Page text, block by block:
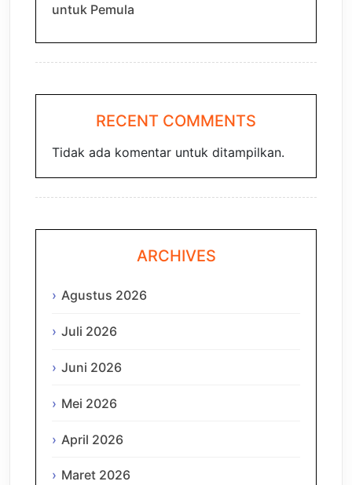
untuk Pemula
RECENT COMMENTS
Tidak ada komentar untuk ditampilkan.
ARCHIVES
Agustus 2026
Juli 2026
Juni 2026
Mei 2026
April 2026
Maret 2026